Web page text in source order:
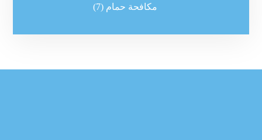
مكافحة حمام (7)